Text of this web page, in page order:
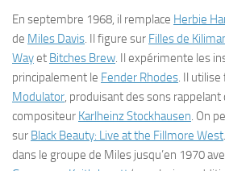
En septembre 1968, il remplace Herbie
de Miles Davis. Il figure sur Filles de
Wayet Bitches Brew. Il expérimente les
principalement le Fender Rhodes. Il
Modulator, produisant des sons rappelant
compositeur Karlheinz Stockhausen. On
sur Black Beauty: Live at the Fillmore West
dans le groupe de Miles jusqu’en 1970